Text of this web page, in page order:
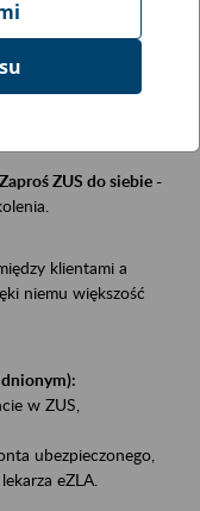
urzędu.
Zaproś ZUS do siebie -
klientami a
niemu większość
w ZUS,
ubezpieczonego,
eZLA.